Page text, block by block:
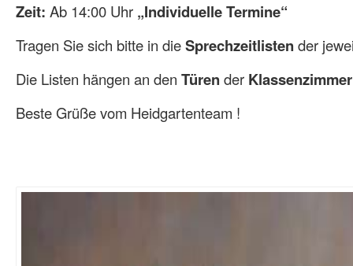
Zeit: Ab 14:00 Uhr „Individuelle Termine“
Tragen Sie sich bitte in dieSprechzeitlisten der
Die Listen hängen an den Türen der Klassenzimmer
Beste Grüße vom Heidgartenteam !